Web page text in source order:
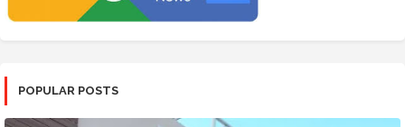
POPULAR POSTS